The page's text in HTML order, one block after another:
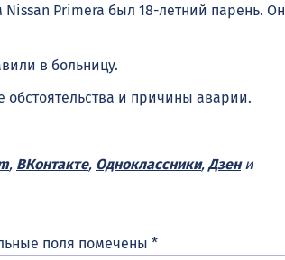
Nissan Primera был 18-летний парень. Он
в больницу.
и причины аварии.
, ВКонтакте, Одноклассники, Дзени
поля помечены *